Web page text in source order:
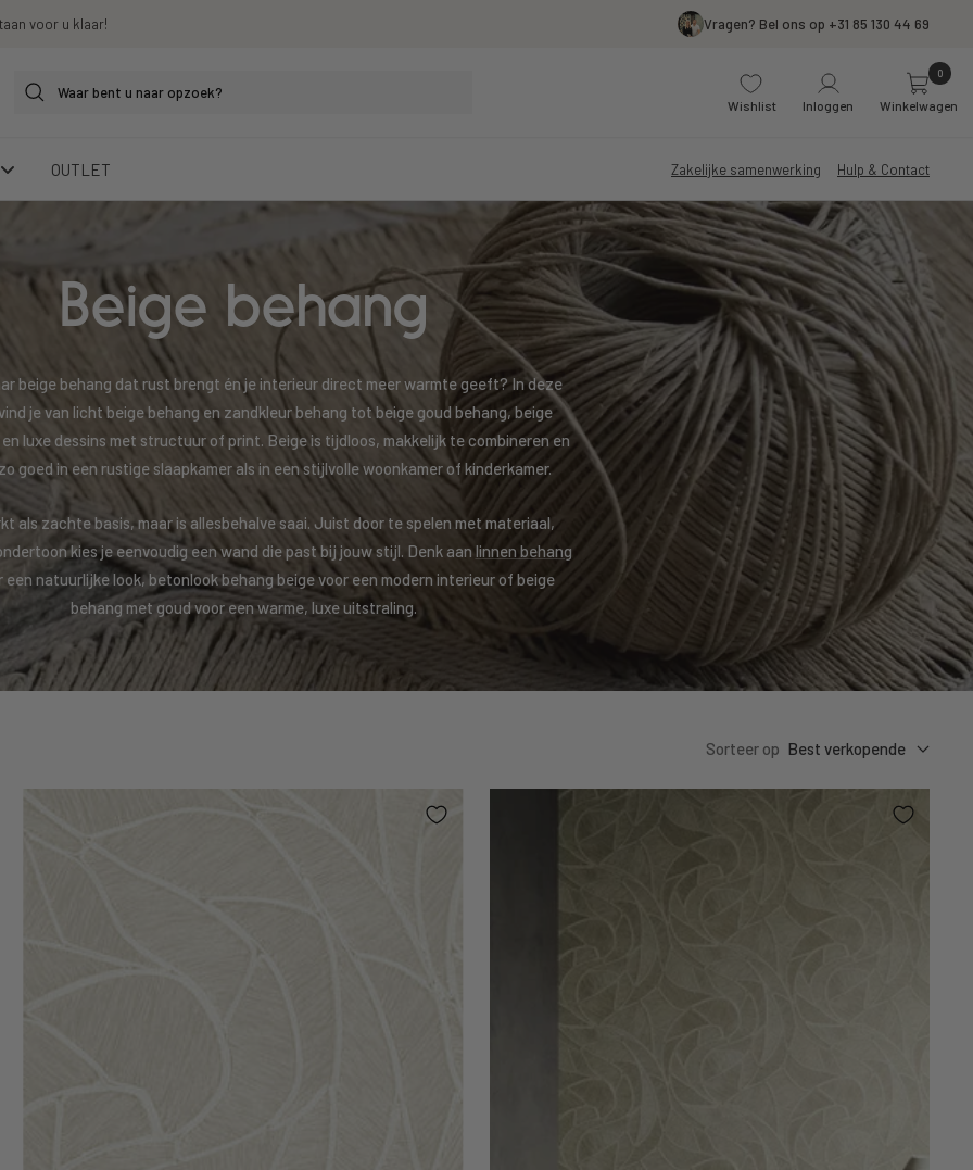
voor u klaar! Vragen? Bel ons op +31 85 130 44 69
Wishlist Inloggen Winkelwagen
0
OUTLET Zakelijke samenwerking Hulp & Contact
Beige behang
beige behang dat rust brengt én je interieur direct meer warmte geeft? In deze
je van licht beige behang en zandkleur behang tot beige goud behang, beige
luxe dessins met structuur of print. Beige is tijdloos, makkelijk te combineren en
goed in een rustige slaapkamer als in een stijlvolle woonkamer of kinderkamer.
als zachte basis, maar is allesbehalve saai. Juist door te spelen met materiaal,
kies je eenvoudig een wand die past bij jouw stijl. Denk aanlinnen behang
een natuurlijke look, betonlook behang beige voor een modern interieur of beige
behang met goud voor een warme, luxe uitstraling.
Sorteer op Best verkopende